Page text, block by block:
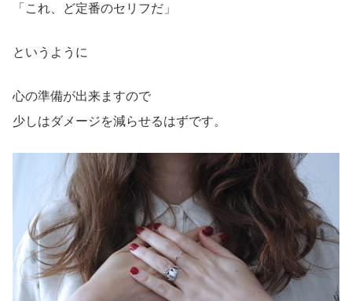
「これ、ど定番のセリフだ」
というように
心の準備が出来ますので
少しはダメージを減らせるはずです。